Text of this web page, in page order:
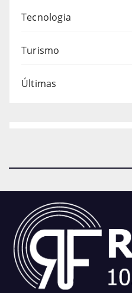
Tecnologia
Turismo
Últimas